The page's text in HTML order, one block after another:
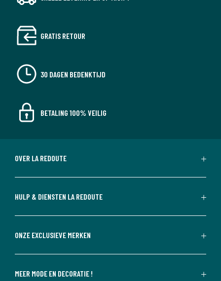
GRATIS RETOUR
30 DAGEN BEDENKTIJD
BETALING 100% VEILIG
OVER LA REDOUTE
HULP & DIENSTEN LA REDOUTE
ONZE EXCLUSIEVE MERKEN
MEER MODE EN DECORATIE !